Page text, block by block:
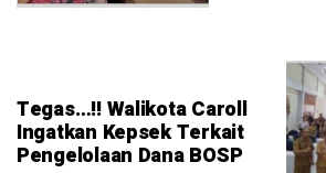
Tegas…!! Walikota Caroll
Ingatkan Kepsek Terkait
Pengelolaan Dana BOSP